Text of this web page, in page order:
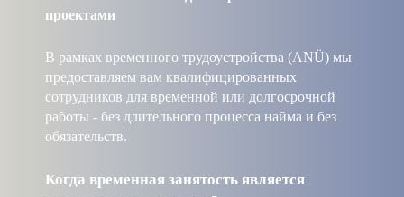
проектами
В рамках временного трудоустройства (ANÜ) мы
предоставляем вам квалифицированных
сотрудников для временной или долгосрочной
работы - без длительного процесса найма и без
обязательств.
Когда временная занятость является